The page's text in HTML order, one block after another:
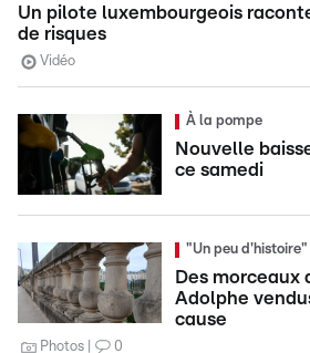
Un pilote luxembourgeois
de risques
Vidéo
À la pompe
Nouvelle
ce samedi
"Un peu d'histoire"
Des morceaux
Adolphe
cause
Photos 0